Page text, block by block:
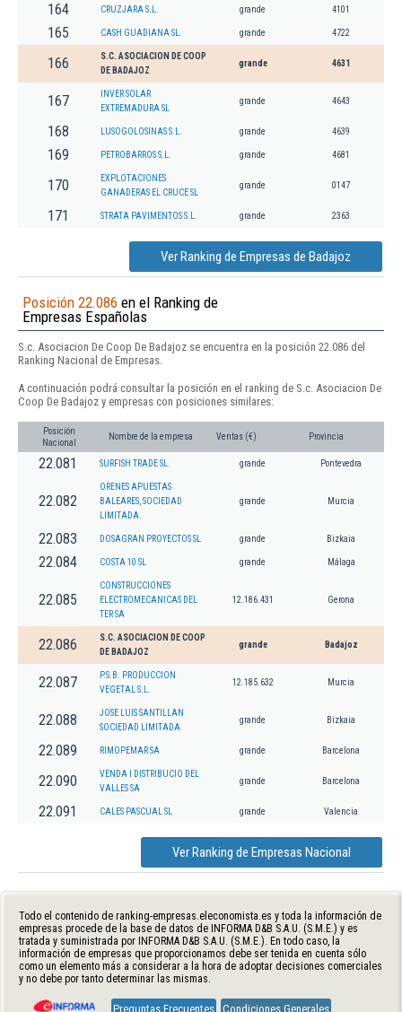
164 CRUZJARA S.L. grande 4101
165 CASH GUADIANA SL. grande 4722
166
S.C. ASOCIACION DE COOP
DE BADAJOZ
grande 4631
167
INVER SOLAR
EXTREMADURA SL
grande 4643
168 LUSOGOLOSINAS S.L. grande 4639
169 PETROBARROS S.L. grande 4681
170
EXPLOTACIONES
GANADERAS EL CRUCE SL
grande 0147
171 STRATA PAVIMENTOS S.L. grande 2363
Ver Ranking de Empresas de Badajoz
Posición 22.086 en el Ranking de
Empresas Españolas
S.c. Asociacion De Coop De Badajoz se encuentra en la posición 22.086 del
Ranking Nacional de Empresas.
A continuación podrá consultar la posición en el ranking de S.c. Asociacion De
Coop De Badajoz y empresas con posiciones similares:
Posición
Nacional
Nombre de la empresa Ventas (€) Provincia
22.081 SURFISH TRADE SL. grande Pontevedra
22.082
ORENES APUESTAS
BALEARES, SOCIEDAD
LIMITADA.
grande Murcia
22.083 DOSAGRAN PROYECTOS SL grande Bizkaia
22.084 COSTA 10 SL grande Málaga
22.085
CONSTRUCCIONES
ELECTROMECANICAS DEL
TER SA
12.186.431 Gerona
22.086
S.C. ASOCIACION DE COOP
DE BADAJOZ
grande Badajoz
22.087
P.S.B. PRODUCCION
VEGETAL S.L.
12.185.632 Murcia
22.088
JOSE LUIS SANTILLAN
SOCIEDAD LIMITADA.
grande Bizkaia
22.089 RIMOPEMAR SA grande Barcelona
22.090
VENDA I DISTRIBUCIO DEL
VALLES SA
grande Barcelona
22.091 CALES PASCUAL SL grande Valencia
Ver Ranking de Empresas Nacional
Todo el contenido de ranking-empresas.eleconomista.es y toda la información de
empresas procede de la base de datos de INFORMA D&B S.A.U. (S.M.E.) y es
tratada y suministrada por INFORMA D&B S.A.U. (S.M.E.). En todo caso, la
información de empresas que proporcionamos debe ser tenida en cuenta sólo
como un elemento más a considerar a la hora de adoptar decisiones comerciales
y no debe por tanto determinar las mismas.
Preguntas Frecuentes Condiciones Generales